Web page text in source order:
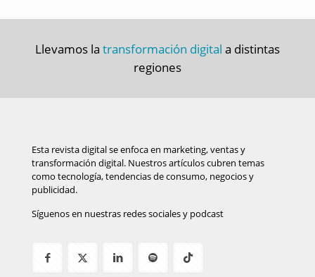
Llevamos la transformación digital a distintas
regiones
Esta revista digital se enfoca en marketing, ventas y
transformación digital. Nuestros artículos cubren temas
como tecnología, tendencias de consumo, negocios y
publicidad.
Síguenos en nuestras redes sociales y podcast